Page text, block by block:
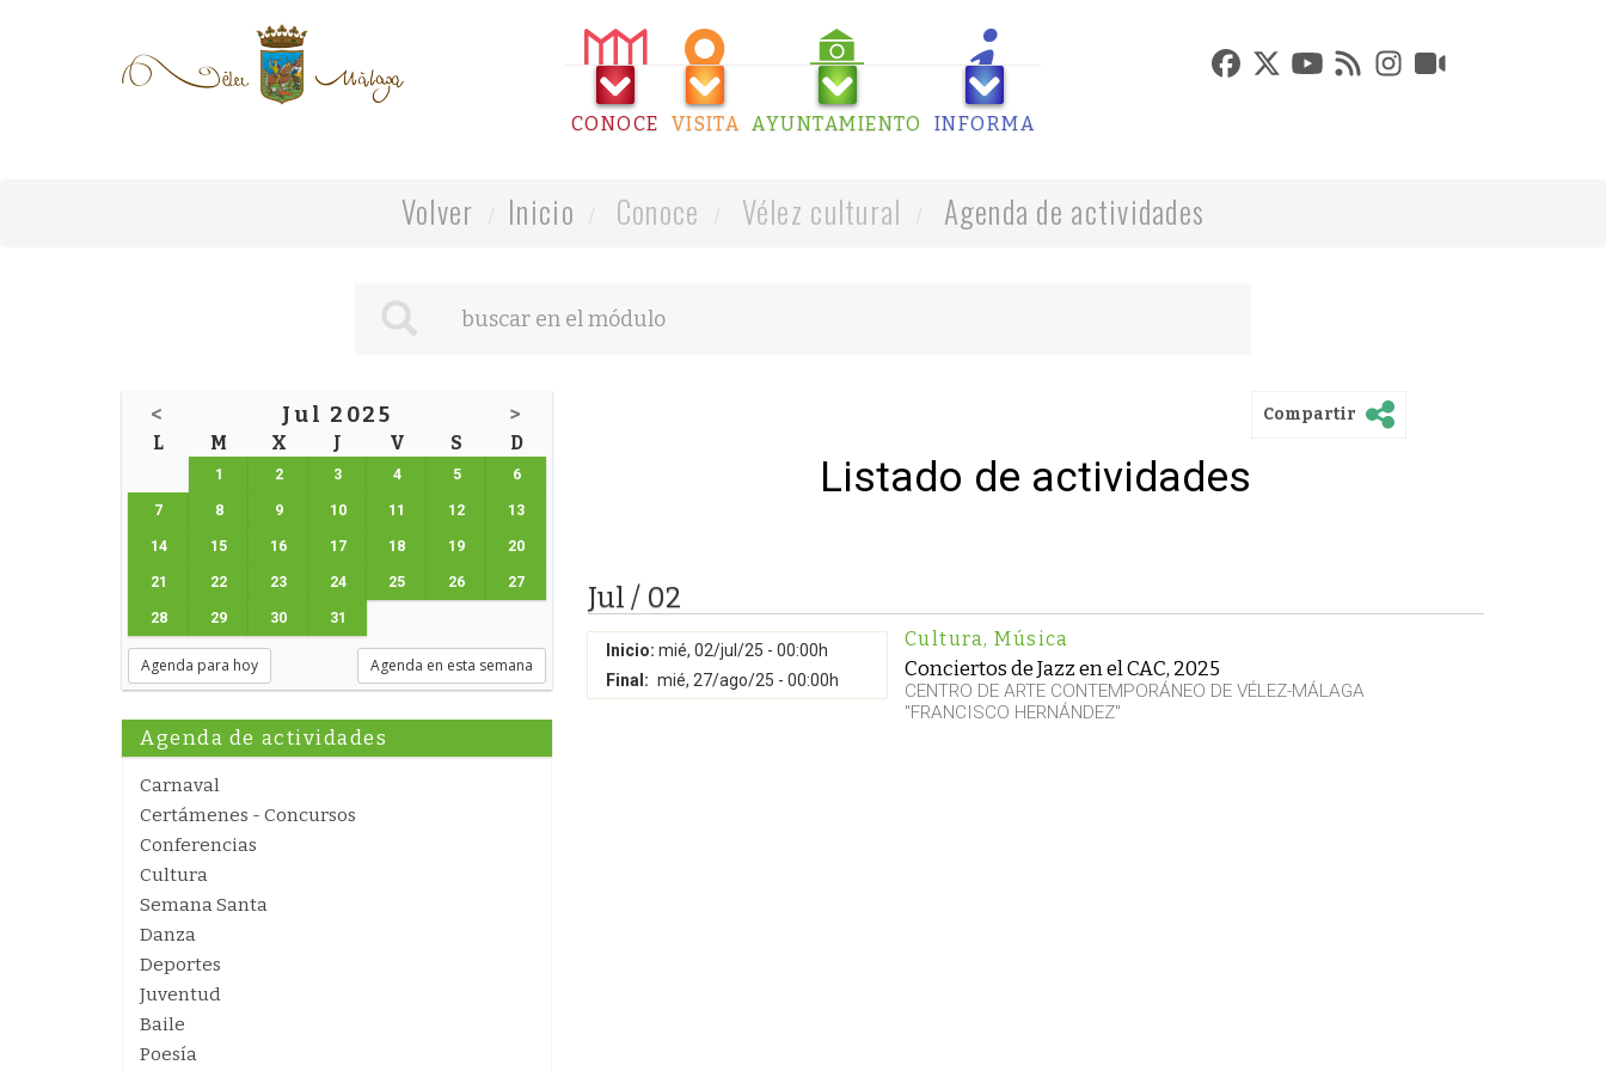
CONOCE VISITA AYUNTAMIENTO INFORMA
Volver Inicio Conoce Vélez cultural Agenda de actividades
< Jul 2025 >
L M X J V S D
1 2 3 4 5 6
7 8 9 10 11 12 13
14 15 16 17 18 19 20
21 22 23 24 25 26 27
28 29 30 31
Agenda para hoy Agenda en esta semana
Agenda de actividades
Carnaval
Certámenes - Concursos
Conferencias
Cultura
Semana Santa
Danza
Deportes
Juventud
Baile
Poesía
Compartir
Listado de actividades
Jul / 02
Inicio: mié, 02/jul/25 - 00:00h
Final: mié, 27/ago/25 - 00:00h
Cultura, Música
Conciertos de Jazz en el CAC, 2025
CENTRO DE ARTE CONTEMPORÁNEO DE VÉLEZ-MÁLAGA
"FRANCISCO HERNÁNDEZ"